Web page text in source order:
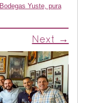
Bodegas Yuste, pura
Next →